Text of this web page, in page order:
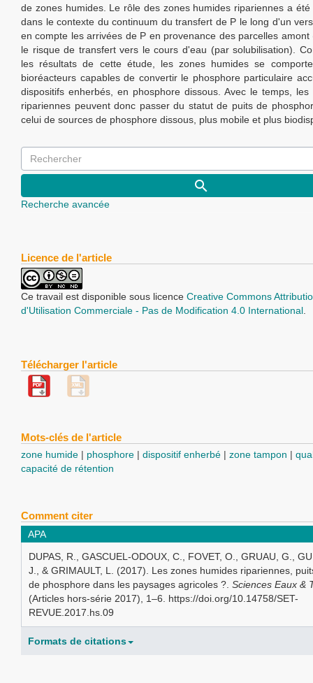
de zones humides. Le rôle des zones humides ripariennes a été
dans le contexte du continuum du transfert de P le long d'un
en compte les arrivées de P en provenance des parcelles
le risque de transfert vers le cours d'eau (par solubilisation).
les résultats de cette étude, les zones humides se
bioréacteurs capables de convertir le phosphore particulaire
dispositifs enherbés, en phosphore dissous. Avec le temps, les
ripariennes peuvent donc passer du statut de puits de
celui de sources de phosphore dissous, plus mobile et plus
Recherche avancée
Licence de l'article
Ce travail est disponible sous licence Creative Commons
d'Utilisation Commerciale - Pas de Modification 4.0 International.
Télécharger l'article
Mots-clés de l'article
zone humide phosphore dispositif enherbé zone tampon
capacité de rétention
Comment citer
APA
DUPAS, R., GASCUEL-ODOUX, C., FOVET, O., GRUAU, G.,
J., & GRIMAULT, L. (2017). Les zones humides ripariennes,
de phosphore dans les paysages agricoles ?. Sciences Eaux &
(Articles hors-série 2017), 1–6. https://doi.org/10.14758/SET-
REVUE.2017.hs.09
Formats de citations